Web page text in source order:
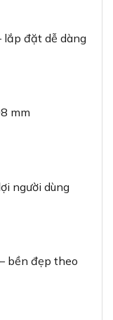
lắp đặt dễ dàng
mm
người dùng
bền đẹp theo